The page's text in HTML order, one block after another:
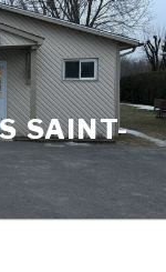
SAINT-